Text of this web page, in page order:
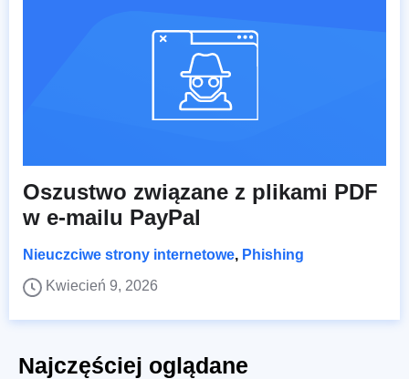
Oszustwo związane z plikami PDF
w e-mailu PayPal
Nieuczciwe strony internetowe, Phishing
Kwiecień 9, 2026
Najczęściej oglądane